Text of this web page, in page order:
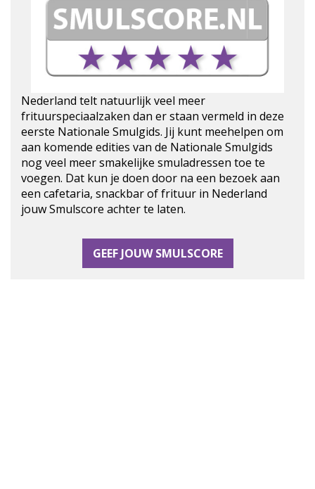
Nederland telt natuurlijk veel meer
frituurspeciaalzaken dan er staan vermeld in deze
eerste Nationale Smulgids. Jij kunt meehelpen om
aan komende edities van de Nationale Smulgids
nog veel meer smakelijke smuladressen toe te
voegen. Dat kun je doen door na een bezoek aan
een cafetaria, snackbar of frituur in Nederland
jouw Smulscore achter te laten.
GEEF JOUW SMULSCORE